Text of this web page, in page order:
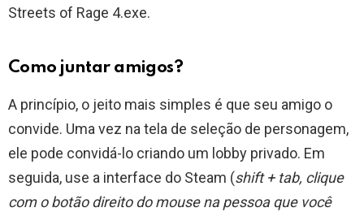
Streets of Rage 4.exe.
Como juntar amigos?
A princípio, o jeito mais simples é que seu amigo o
convide. Uma vez na tela de seleção de personagem,
ele pode convidá-lo criando um lobby privado. Em
seguida, use a interface do Steam (shift + tab, clique
com o botão direito do mouse na pessoa que você